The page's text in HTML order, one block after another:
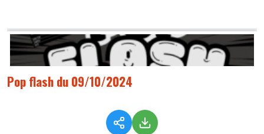
Pop flash du 09/10/2024